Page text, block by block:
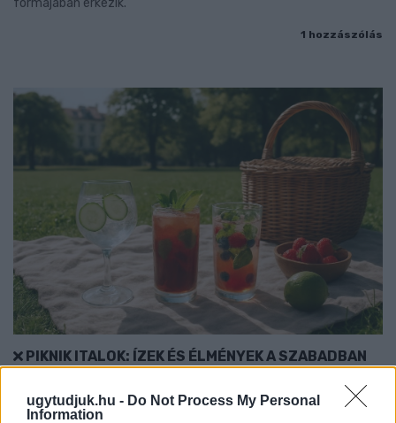
ugytudjuk.hu - Do Not Process My Personal
Information
1 hozzászólás
PIKNIK ITALOK: ÍZEK ÉS ÉLMÉNYEK A SZABADBAN
Ahogy tavaszodik és a nap egyre tovább marad velünk, sokaknak
támad kedve kirándulni a természetbe.